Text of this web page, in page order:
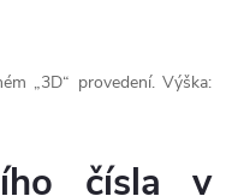
„3D“ provedení. Výška:
čísla v